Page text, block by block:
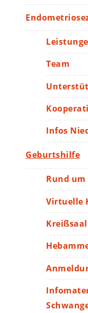
Team
Infos
Geburtshilfe
Rund
Virtuelle